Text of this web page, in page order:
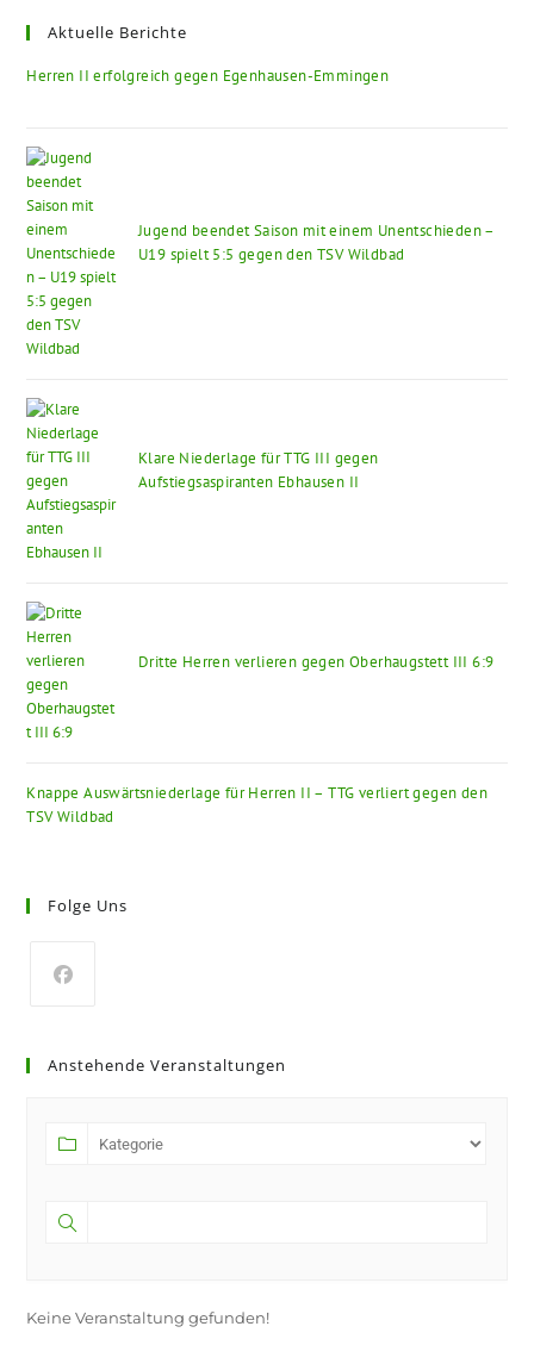
Aktuelle Berichte
Herren II erfolgreich gegen Egenhausen-Emmingen
Jugend beendet Saison mit einem Unentschieden –
U19 spielt 5:5 gegen den TSV Wildbad
Klare Niederlage für TTG III gegen
Aufstiegsaspiranten Ebhausen II
Dritte Herren verlieren gegen Oberhaugstett III 6:9
Knappe Auswärtsniederlage für Herren II – TTG verliert gegen den
TSV Wildbad
Folge Uns
Anstehende Veranstaltungen
Keine Veranstaltung gefunden!